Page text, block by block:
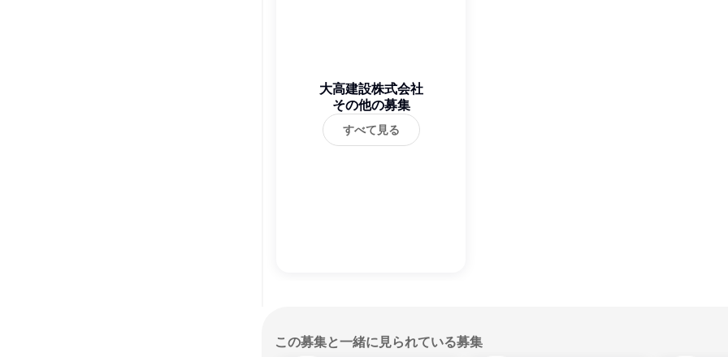
大高建設株式会社
その他の募集
すべて見る
この募集と一緒に見られている募集